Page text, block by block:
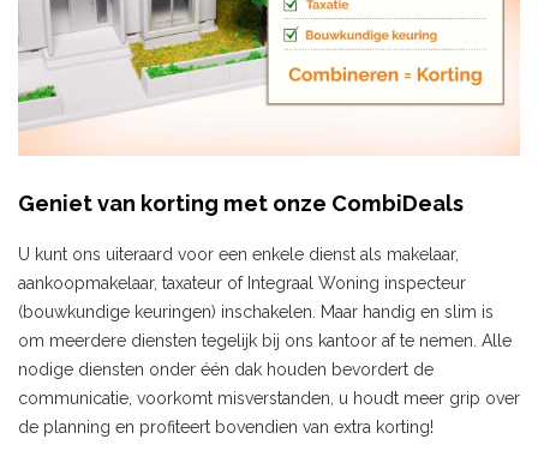
Geniet van korting met onze CombiDeals
U kunt ons uiteraard voor een enkele dienst als makelaar,
aankoopmakelaar, taxateur of Integraal Woning inspecteur
(bouwkundige keuringen) inschakelen. Maar handig en slim is
om meerdere diensten tegelijk bij ons kantoor af te nemen. Alle
nodige diensten onder één dak houden bevordert de
communicatie, voorkomt misverstanden, u houdt meer grip over
de planning en profiteert bovendien van extra korting!